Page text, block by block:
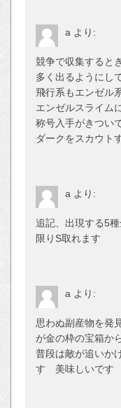
a より:
競争で収集すると
多く出るようにし
飛行系もエンゼル
エンゼルスライム
称号入手がきつい
ダークをスカウト
a より:
追記、出現する5
限りS取れます
a より:
思わぬ副産物を発
が金の枠の宝箱か
普段は敵が追いか
す 美味しいです